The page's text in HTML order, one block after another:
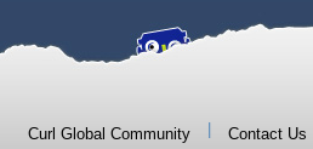
Curl Global Community Contact Us